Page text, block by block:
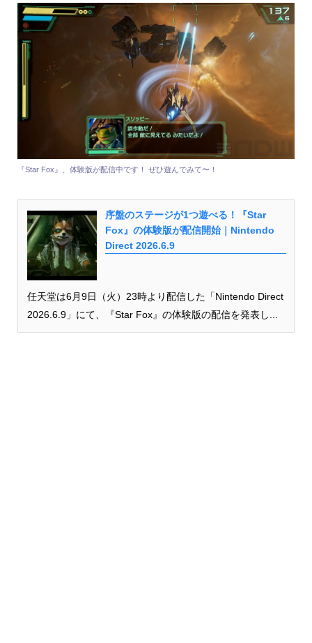
『Star Fox』、体験版が配信中です！ ぜひ遊んでみて〜！
序盤のステージが1つ遊べる！『Star
Fox』の体験版が配信開始｜Nintendo
Direct 2026.6.9
任天堂は6月9日（火）23時より配信した「Nintendo Direct
2026.6.9」にて、『Star Fox』の体験版の配信を発表し...